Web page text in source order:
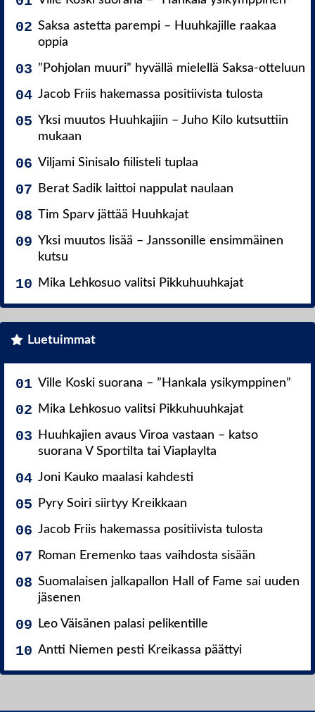
Saksa astetta parempi – Huuhkajille raakaa
oppia
”Pohjolan muuri” hyvällä mielellä Saksa-otteluun
Jacob Friis hakemassa positiivista tulosta
Yksi muutos Huuhkajiin – Juho Kilo kutsuttiin
mukaan
Viljami Sinisalo fiilisteli tuplaa
Berat Sadik laittoi nappulat naulaan
Tim Sparv jättää Huuhkajat
Yksi muutos lisää – Janssonille ensimmäinen
kutsu
Mika Lehkosuo valitsi Pikkuhuuhkajat
Luetuimmat
Ville Koski suorana – ”Hankala ysikymppinen”
Mika Lehkosuo valitsi Pikkuhuuhkajat
Huuhkajien avaus Viroa vastaan – katso
suorana V Sportilta tai Viaplaylta
Joni Kauko maalasi kahdesti
Pyry Soiri siirtyy Kreikkaan
Jacob Friis hakemassa positiivista tulosta
Roman Eremenko taas vaihdosta sisään
Suomalaisen jalkapallon Hall of Fame sai uuden
jäsenen
Leo Väisänen palasi pelikentille
Antti Niemen pesti Kreikassa päättyi